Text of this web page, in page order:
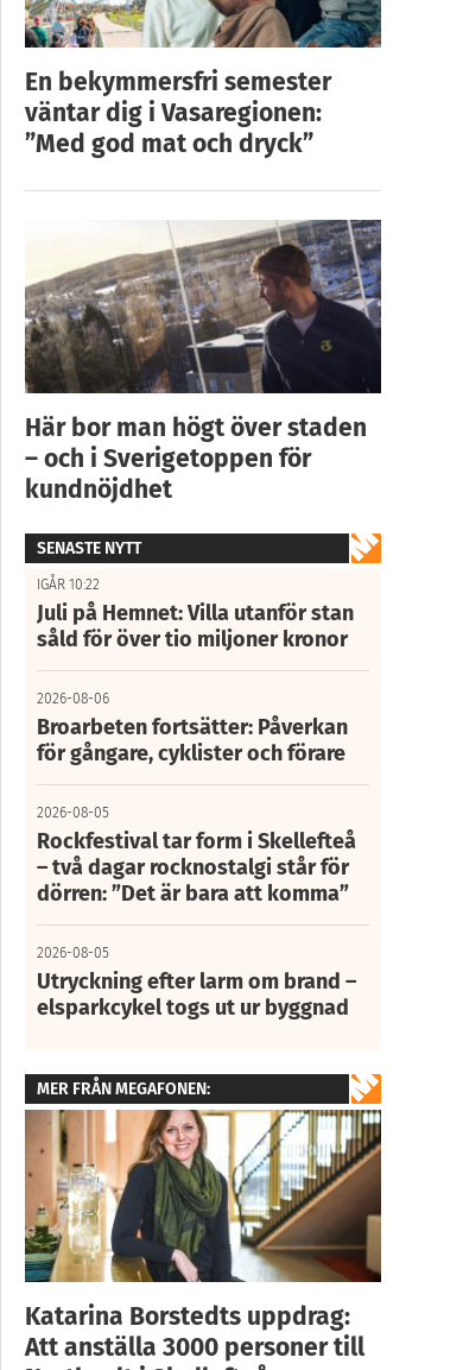
En bekymmersfri semester
väntar dig i Vasaregionen:
”Med god mat och dryck”
Här bor man högt över staden
– och i Sverigetoppen för
kundnöjdhet
SENASTE NYTT
IGÅR 10:22
Juli på Hemnet: Villa utanför stan
såld för över tio miljoner kronor
2026-08-06
Broarbeten fortsätter: Påverkan
för gångare, cyklister och förare
2026-08-05
Rockfestival tar form i Skellefteå
– två dagar rocknostalgi står för
dörren: ”Det är bara att komma”
2026-08-05
Utryckning efter larm om brand –
elsparkcykel togs ut ur byggnad
MER FRÅN MEGAFONEN:
Katarina Borstedts uppdrag:
Att anställa 3000 personer till